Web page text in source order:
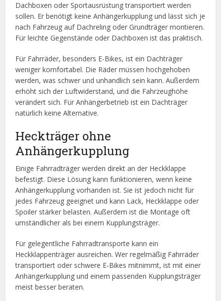
Dachboxen oder Sportausrüstung transportiert werden
sollen. Er benötigt keine Anhängerkupplung und lässt sich je
nach Fahrzeug auf Dachreling oder Grundträger montieren.
Für leichte Gegenstände oder Dachboxen ist das praktisch.
Für Fahrräder, besonders E-Bikes, ist ein Dachträger
weniger komfortabel. Die Räder müssen hochgehoben
werden, was schwer und unhandlich sein kann. Außerdem
erhöht sich der Luftwiderstand, und die Fahrzeughöhe
verändert sich. Für Anhängerbetrieb ist ein Dachträger
natürlich keine Alternative.
Heckträger ohne
Anhängerkupplung
Einige Fahrradträger werden direkt an der Heckklappe
befestigt. Diese Lösung kann funktionieren, wenn keine
Anhängerkupplung vorhanden ist. Sie ist jedoch nicht für
jedes Fahrzeug geeignet und kann Lack, Heckklappe oder
Spoiler stärker belasten. Außerdem ist die Montage oft
umständlicher als bei einem Kupplungsträger.
Für gelegentliche Fahrradtransporte kann ein
Heckklappenträger ausreichen. Wer regelmäßig Fahrräder
transportiert oder schwere E-Bikes mitnimmt, ist mit einer
Anhängerkupplung und einem passenden Kupplungsträger
meist besser beraten.